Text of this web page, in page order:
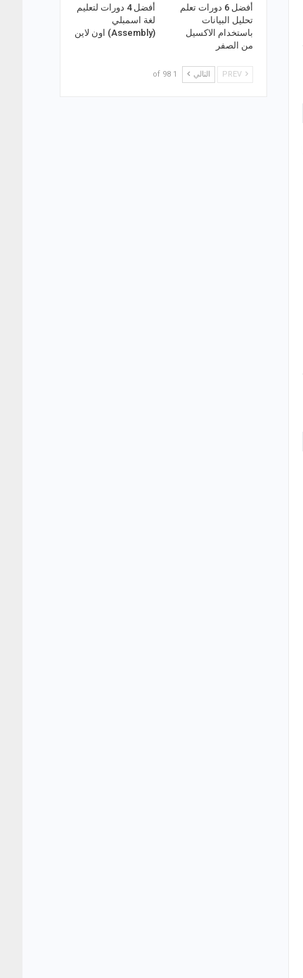
أفضل 6 دورات تعلم
تحليل البيانات
باستخدام الاكسيل
من الصفر
أفضل 4 دورات لتعليم
لغة اسمبلي
(Assembly) اون لاين
التالي 1 of 98